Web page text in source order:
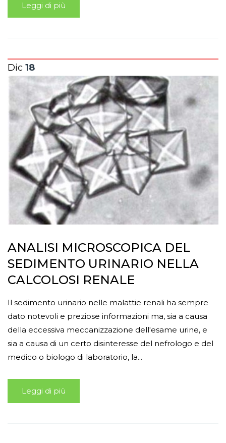
Leggi di più
Dic 18
ANALISI MICROSCOPICA DEL
SEDIMENTO URINARIO NELLA
CALCOLOSI RENALE
Il sedimento urinario nelle malattie renali ha sempre
dato notevoli e preziose informazioni ma, sia a causa
della eccessiva meccanizzazione dell'esame urine, e
sia a causa di un certo disinteresse del nefrologo e del
medico o biologo di laboratorio, la...
Leggi di più